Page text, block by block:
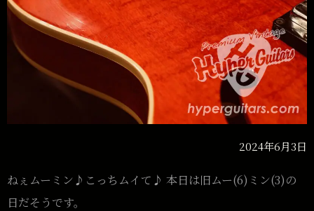
2024年6月3日
ねぇムーミン♪こっちムイて♪ 本日は旧ムー(6)ミン(3)の
日だそうです。